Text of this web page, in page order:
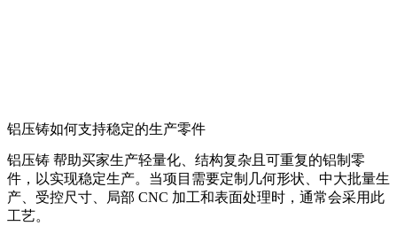
铝压铸如何支持稳定的生产零件
铝压铸 帮助买家生产轻量化、结构复杂且可重复的铝制零
件，以实现稳定生产。当项目需要定制几何形状、中大批量生
产、受控尺寸、局部 CNC 加工和表面处理时，通常会采用此
工艺。